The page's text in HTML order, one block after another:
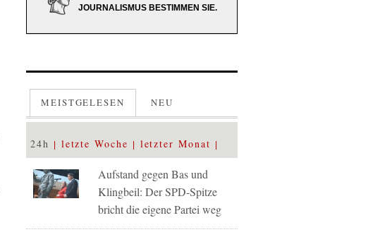
JOURNALISMUS BESTIMMEN SIE.
MEISTGELESEN NEU
24h letzte Woche letzter Monat
Aufstand gegen Bas und
Klingbeil: Der SPD-Spitze
bricht die eigene Partei weg